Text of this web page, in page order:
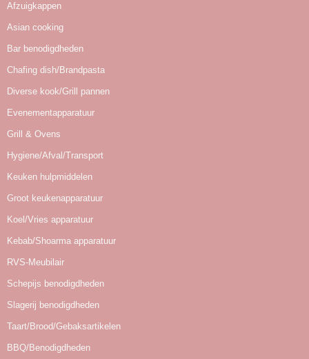
Afzuigkappen
Asian cooking
Bar benodigdheden
Chafing dish/Brandpasta
Diverse kook/Grill pannen
Evenementapparatuur
Grill & Ovens
Hygiene/Afval/Transport
Keuken hulpmiddelen
Groot keukenapparatuur
Koel/Vries apparatuur
Kebab/Shoarma apparatuur
RVS-Meubilair
Schepijs benodigdheden
Slagerij benodigdheden
Taart/Brood/Gebaksartikelen
BBQ/Benodigdheden